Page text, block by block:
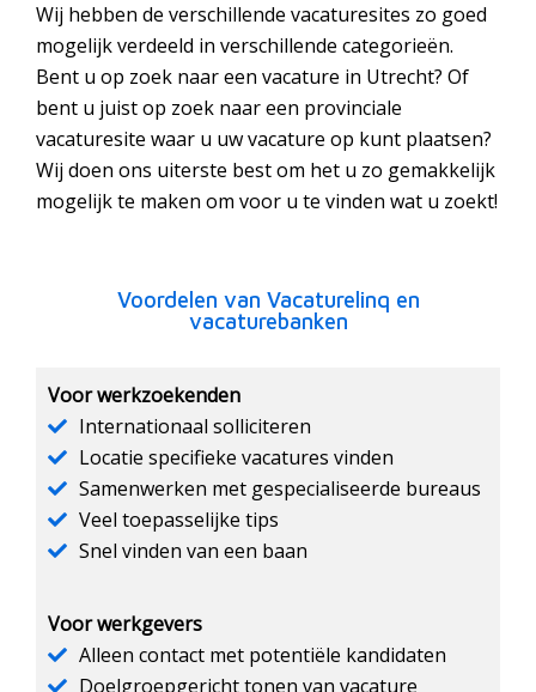
Wij hebben de verschillende vacaturesites zo goed
mogelijk verdeeld in verschillende categorieën.
Bent u op zoek naar een vacature in Utrecht? Of
bent u juist op zoek naar een provinciale
vacaturesite waar u uw vacature op kunt plaatsen?
Wij doen ons uiterste best om het u zo gemakkelijk
mogelijk te maken om voor u te vinden wat u zoekt!
Voordelen van Vacaturelinq en
vacaturebanken
Voor werkzoekenden
Internationaal solliciteren
Locatie specifieke vacatures vinden
Samenwerken met gespecialiseerde bureaus
Veel toepasselijke tips
Snel vinden van een baan
Voor werkgevers
Alleen contact met potentiële kandidaten
Doelgroepgericht tonen van vacature